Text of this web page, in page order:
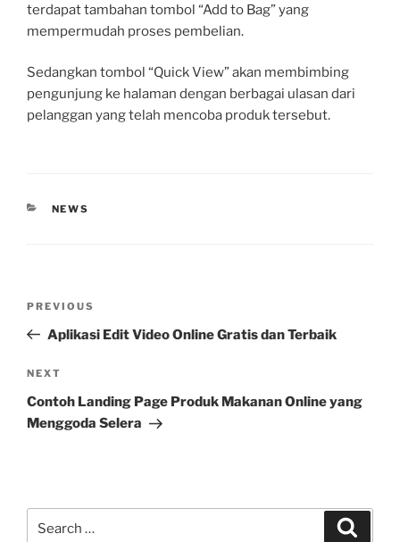
terdapat tambahan tombol “Add to Bag” yang
mempermudah proses pembelian.
Sedangkan tombol “Quick View” akan membimbing
pengunjung ke halaman dengan berbagai ulasan dari
pelanggan yang telah mencoba produk tersebut.
CATEGORIES
NEWS
Previous
Post
PREVIOUS
Aplikasi Edit Video Online Gratis dan Terbaik
Next
Post
NEXT
Contoh Landing Page Produk Makanan Online yang
Menggoda Selera